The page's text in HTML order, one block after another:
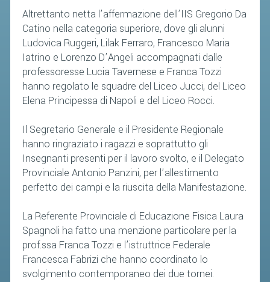
Altrettanto netta l’affermazione dell’IIS Gregorio Da
Catino nella categoria superiore, dove gli alunni
Ludovica Ruggeri, Lilak Ferraro, Francesco Maria
Iatrino e Lorenzo D’Angeli accompagnati dalle
professoresse Lucia Tavernese e Franca Tozzi
hanno regolato le squadre del Liceo Jucci, del Liceo
Elena Principessa di Napoli e del Liceo Rocci.
Il Segretario Generale e il Presidente Regionale
hanno ringraziato i ragazzi e soprattutto gli
Insegnanti presenti per il lavoro svolto, e il Delegato
Provinciale Antonio Panzini, per l’allestimento
perfetto dei campi e la riuscita della Manifestazione.
La Referente Provinciale di Educazione Fisica Laura
Spagnoli ha fatto una menzione particolare per la
prof.ssa Franca Tozzi e l’istruttrice Federale
Francesca Fabrizi che hanno coordinato lo
svolgimento contemporaneo dei due tornei.